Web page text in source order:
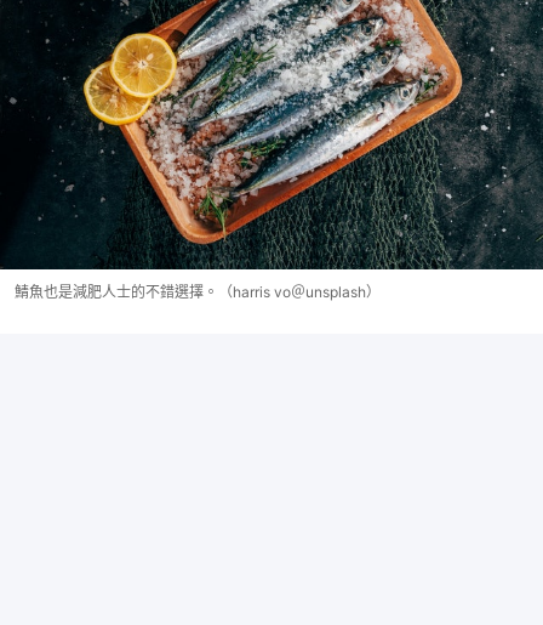
鯖魚也是減肥人士的不錯選擇。（harris vo＠unsplash）